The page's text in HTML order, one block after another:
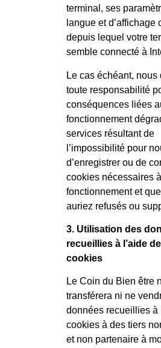
terminal, ses
langue et d’affichage
depuis lequel votre
semble connecté à
Le cas échéant,
toute responsabilité
conséquences liées
fonctionnement
services résultant de
l’impossibilité pour
d’enregistrer ou de
cookies nécessaires
fonctionnement et
auriez refusés ou
3. Utilisation des
recueillies à l’aide
cookies
Le Coin du Bien être
transférera ni ne
données recueillies à
cookies à des tiers
et non partenaire à